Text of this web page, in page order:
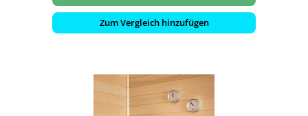
Zum Vergleich hinzufügen